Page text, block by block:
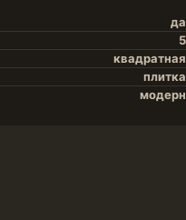
да
5
квадратная
плитка
модерн